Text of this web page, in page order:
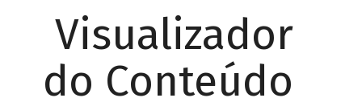
Visualizador
do Conteúdo